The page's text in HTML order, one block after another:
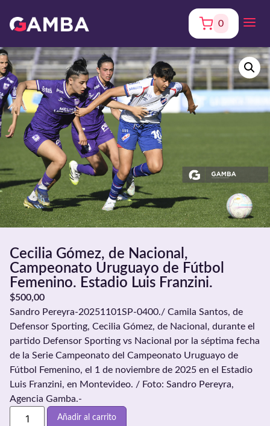
0
Cecilia Gómez, de Nacional,
Campeonato Uruguayo de Fútbol
Femenino. Estadio Luis Franzini.
$500,00
Sandro Pereyra-20251101SP-0400./ Camila Santos, de
Defensor Sporting, Cecilia Gómez, de Nacional, durante el
partido Defensor Sporting vs Nacional por la séptima fecha
de la Serie Campeonato del Campeonato Uruguayo de
Fútbol Femenino, el 1 de noviembre de 2025 en el Estadio
Luis Franzini, en Montevideo. / Foto: Sandro Pereyra,
Agencia Gamba.-
Añadir al carrito